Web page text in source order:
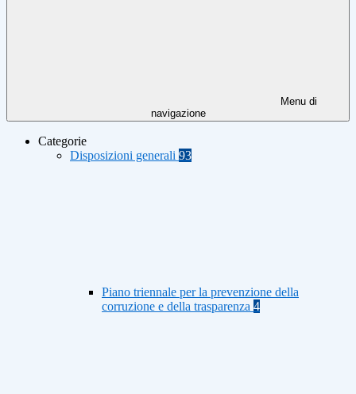
Menu di
navigazione
Categorie
Disposizioni generali 93
Piano triennale per la prevenzione della
corruzione e della trasparenza 4